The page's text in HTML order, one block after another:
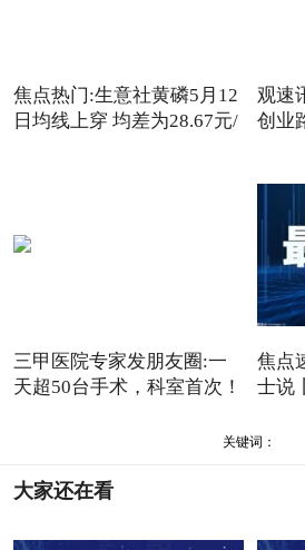
焦点热门:生意社黄磷5月12
日均线上穿 均差为28.67元/
观速
创业
三甲医院专家发朋友圈:一
天超50台手术，科室首次！
焦点
士说
关键词：
大家还在看